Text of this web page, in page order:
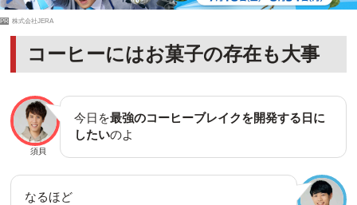
PR 株式会社JERA
コーヒーにはお菓子の存在も大事
須貝
今日を最強のコーヒーブレイクを開発する日に
したいのよ
なるほど